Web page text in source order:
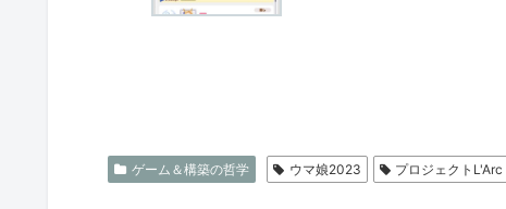
ゲーム＆構築の哲学 ウマ娘2023 プロジェクトL'Arc